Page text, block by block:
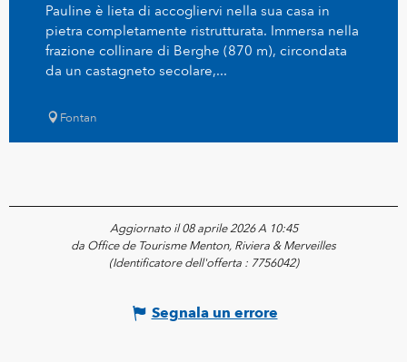
Pauline è lieta di accogliervi nella sua casa in
pietra completamente ristrutturata. Immersa nella
frazione collinare di Berghe (870 m), circondata
da un castagneto secolare,...
Fontan
Aggiornato il 08 aprile 2026 A 10:45
da Office de Tourisme Menton, Riviera & Merveilles
(Identificatore dell'offerta : 7756042)
Segnala un errore